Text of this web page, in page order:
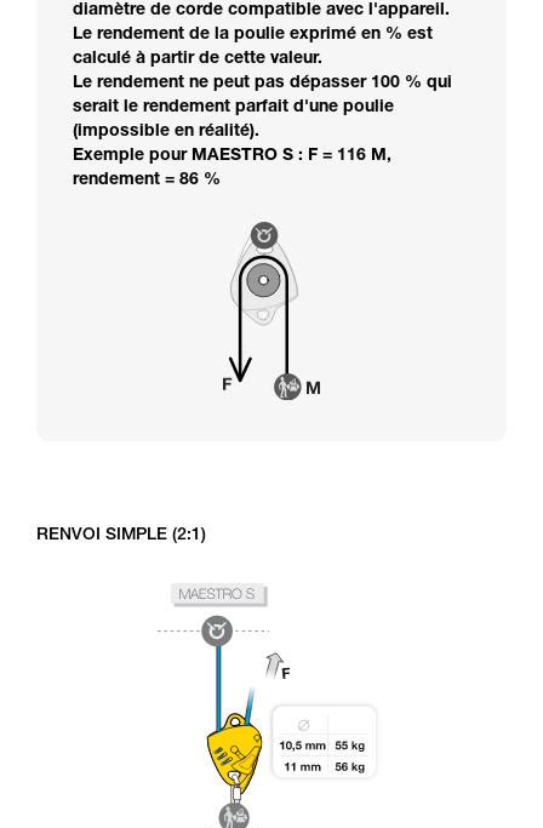
diamètre de corde compatible avec l'appareil.
Le rendement de la poulie exprimé en % est
calculé à partir de cette valeur.
Le rendement ne peut pas dépasser 100 % qui
serait le rendement parfait d'une poulie
(impossible en réalité).
Exemple pour MAESTRO S : F = 116 M,
rendement = 86 %
RENVOI SIMPLE (2:1)